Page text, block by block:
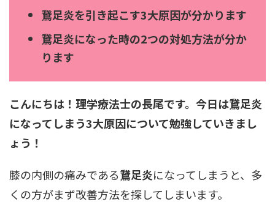
鵞足炎を引き起こす3大原因が分かります
鵞足炎になった時の2つの対処方法が分か
ります
こんにちは！理学療法士の長尾です。今日は鵞足炎
になってしまう3大原因について勉強していきまし
ょう！
膝の内側の痛みである鵞足炎になってしまうと、多
くの方がまず改善方法を探してしまいます。